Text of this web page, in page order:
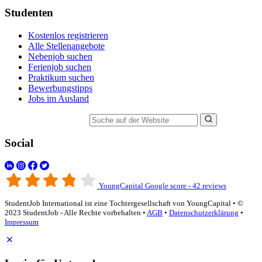
Studenten
Kostenlos registrieren
Alle Stellenangebote
Nebenjob suchen
Ferienjob suchen
Praktikum suchen
Bewerbungstipps
Jobs im Ausland
Social
YoungCapital Google score - 42 reviews
StudentJob International ist eine Tochtergesellschaft von YoungCapital • ©
2023 StudentJob - Alle Rechte vorbehalten • AGB • Datenschutzerklärung •
Impressum